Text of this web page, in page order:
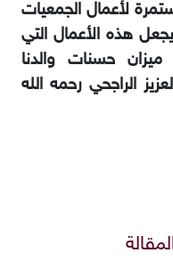
لأعمال الجمعيات
هذه الأعمال التي
حسنات والدنا
الراجحي رحمه الله